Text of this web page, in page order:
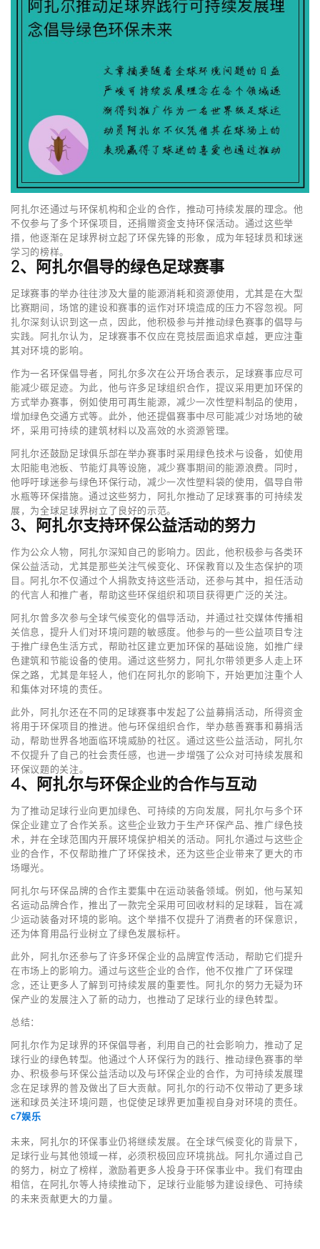
阿扎尔还通过与环保机构和企业的合作，推动可持续发展的理念。他
不仅参与了多个环保项目，还捐赠资金支持环保活动。通过这些举
措，他逐渐在足球界树立起了环保先锋的形象，成为年轻球员和球迷
学习的榜样。
2、阿扎尔倡导的绿色足球赛事
足球赛事的举办往往涉及大量的能源消耗和资源使用，尤其是在大型
比赛期间，场馆的建设和赛事的运作对环境造成的压力不容忽视。阿
扎尔深刻认识到这一点，因此，他积极参与并推动绿色赛事的倡导与
实践。阿扎尔认为，足球赛事不仅应在竞技层面追求卓越，更应注重
其对环境的影响。
作为一名环保倡导者，阿扎尔多次在公开场合表示，足球赛事应尽可
能减少碳足迹。为此，他与许多足球组织合作，提议采用更加环保的
方式举办赛事，例如使用可再生能源，减少一次性塑料制品的使用，
增加绿色交通方式等。此外，他还提倡赛事中尽可能减少对场地的破
坏，采用可持续的建筑材料以及高效的水资源管理。
阿扎尔还鼓励足球俱乐部在举办赛事时采用绿色技术与设备，如使用
太阳能电池板、节能灯具等设施，减少赛事期间的能源浪费。同时，
他呼吁球迷参与绿色环保行动，减少一次性塑料袋的使用，倡导自带
水瓶等环保措施。通过这些努力，阿扎尔推动了足球赛事的可持续发
展，为全球足球界树立了良好的示范。
3、阿扎尔支持环保公益活动的努力
作为公众人物，阿扎尔深知自己的影响力。因此，他积极参与各类环
保公益活动，尤其是那些关注气候变化、环保教育以及生态保护的项
目。阿扎尔不仅通过个人捐款支持这些活动，还参与其中，担任活动
的代言人和推广者，帮助这些环保组织和项目获得更广泛的关注。
阿扎尔曾多次参与全球气候变化的倡导活动，并通过社交媒体传播相
关信息，提升人们对环境问题的敏感度。他参与的一些公益项目专注
于推广绿色生活方式，帮助社区建立更加环保的基础设施，如推广绿
色建筑和节能设备的使用。通过这些努力，阿扎尔带领更多人走上环
保之路，尤其是年轻人，他们在阿扎尔的影响下，开始更加注重个人
和集体对环境的责任。
此外，阿扎尔还在不同的足球赛事中发起了公益募捐活动，所得资金
将用于环保项目的推进。他与环保组织合作，举办慈善赛事和募捐活
动，帮助世界各地面临环境威胁的社区。通过这些公益活动，阿扎尔
不仅提升了自己的社会责任感，也进一步增强了公众对可持续发展和
环保议题的关注。
4、阿扎尔与环保企业的合作与互动
为了推动足球行业向更加绿色、可持续的方向发展，阿扎尔与多个环
保企业建立了合作关系。这些企业致力于生产环保产品、推广绿色技
术，并在全球范围内开展环境保护相关的活动。阿扎尔通过与这些企
业的合作，不仅帮助推广了环保技术，还为这些企业带来了更大的市
场曝光。
阿扎尔与环保品牌的合作主要集中在运动装备领域。例如，他与某知
名运动品牌合作，推出了一款完全采用可回收材料的足球鞋，旨在减
少运动装备对环境的影响。这个举措不仅提升了消费者的环保意识，
还为体育用品行业树立了绿色发展标杆。
此外，阿扎尔还参与了许多环保企业的品牌宣传活动，帮助它们提升
在市场上的影响力。通过与这些企业的合作，他不仅推广了环保理
念，还让更多人了解到可持续发展的重要性。阿扎尔的努力无疑为环
保产业的发展注入了新的动力，也推动了足球行业的绿色转型。
总结：
阿扎尔作为足球界的环保倡导者，利用自己的社会影响力，推动了足
球行业的绿色转型。他通过个人环保行为的践行、推动绿色赛事的举
办、积极参与环保公益活动以及与环保企业的合作，为可持续发展理
念在足球界的普及做出了巨大贡献。阿扎尔的行动不仅带动了更多球
迷和球员关注环境问题，也促使足球界更加重视自身对环境的责任。
c7娱乐
未来，阿扎尔的环保事业仍将继续发展。在全球气候变化的背景下，
足球行业与其他领域一样，必须积极回应环境挑战。阿扎尔通过自己
的努力，树立了榜样，激励着更多人投身于环保事业中。我们有理由
相信，在阿扎尔等人持续推动下，足球行业能够为建设绿色、可持续
的未来贡献更大的力量。